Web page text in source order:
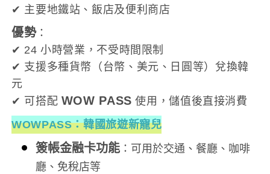
✔ 主要地鐵站、飯店及便利商店
優勢：
✔ 24 小時營業，不受時間限制
✔ 支援多種貨幣（台幣、美元、日圓等）兌換韓
元
✔ 可搭配 WOW PASS 使用，儲值後直接消費
WOWPASS：韓國旅遊新寵兒
簽帳金融卡功能 ：可用於交通、餐廳、咖啡
廳、免稅店等